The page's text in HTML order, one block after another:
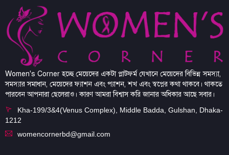
Women's Corner হচ্ছে মেয়েদের একটা প্লাটফর্ম যেখানে মেয়েদের বিভিন্ন সমস্যা,
সমস্যার সমাধান, মেয়েদের ফ্যাশন এবং প্যাশন, শখ এবং স্বপ্নের কথা থাকবে। থাকতে
পারবেন আপনারা ছেলেরাও। কারণ আমরা বিশ্বাস করি জানার অধিকার আছে সবার।
Kha-199/3&4(Venus Complex), Middle Badda, Gulshan, Dhaka-
1212
womencornerbd@gmail.com